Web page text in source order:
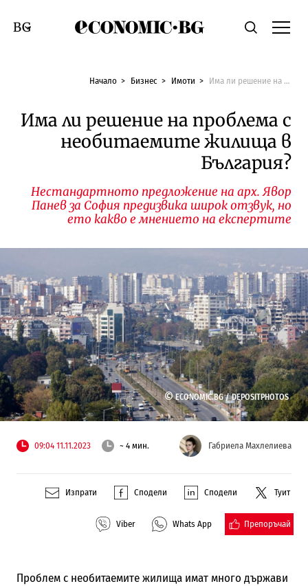
Economic.bgТърсене
Смяна на език
Начало Бизнес Имоти Има ли решение на проблема с необитаемите жилища в България?
Има ли решение на проблема с
необитаемите жилища в
България?
Нестандартното предложение на арх. Явор
Панев за София предизвика широк отзвук, но
ето какво е мнението на експертите
©ECONOMIC.BG /DEPOSITPHOTOS
09:04 11.11.2023 ~ 4 мин. Габриела Махлелиева
Изпрати Сподели Сподели Туит
Viber Whats App Препоръчай
Проблем с необитаемите жилища имат много държави